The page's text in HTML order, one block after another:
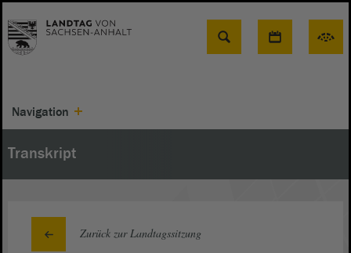
Suche
Navigation
Transkript
Zurück zur Landtagssitzung